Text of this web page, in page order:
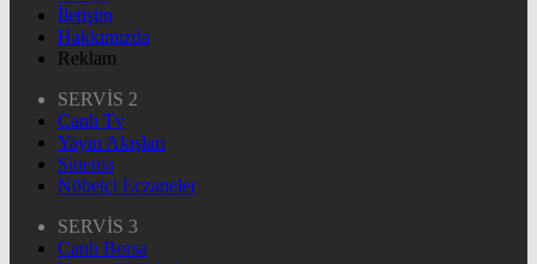
İletişim
Hakkımızda
Reklam
SERVİS 2
Canlı Tv
Yayın Akışları
Sinema
Nöbetçi Eczaneler
SERVİS 3
Canlı Borsa